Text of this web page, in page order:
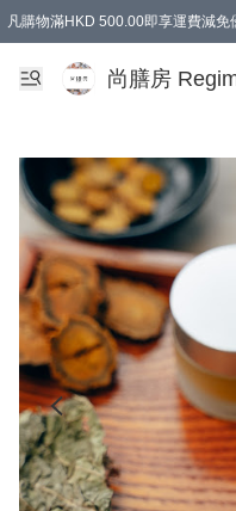
凡購物滿HKD 500.00即享運費減免
尚膳房